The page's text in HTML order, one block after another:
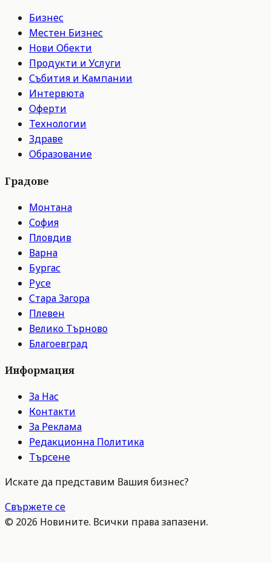
Бизнес
Местен Бизнес
Нови Обекти
Продукти и Услуги
Събития и Кампании
Интервюта
Оферти
Технологии
Здраве
Образование
Градове
Монтана
София
Пловдив
Варна
Бургас
Русе
Стара Загора
Плевен
Велико Търново
Благоевград
Информация
За Нас
Контакти
За Реклама
Редакционна Политика
Търсене
Искате да представим Вашия бизнес?
Свържете се
© 2026 Новините. Всички права запазени.